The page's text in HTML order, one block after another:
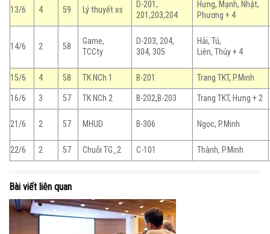
13/6 4 59 Lý thuyết xs
D-201,
201,203,204
Hưng, Mạnh, Nhật,
Phương + 4
14/6 2 58
Game,
TCCty
D-203, 204,
304, 305
Hải, Tú,
Liên, Thủy + 4
15/6 4 58 TK NCh 1 B-201
Trang TKT, P.Minh
16/6
3 57 TK NCh 2 B-202,B-203 Trang TKT, Hưng + 2
21/6 2 57 MHUD B-306 Ngọc, P.Minh
22/6 2 57 Chuỗi TG_2 C-101 Thành, P.Minh
Bài viết liên quan